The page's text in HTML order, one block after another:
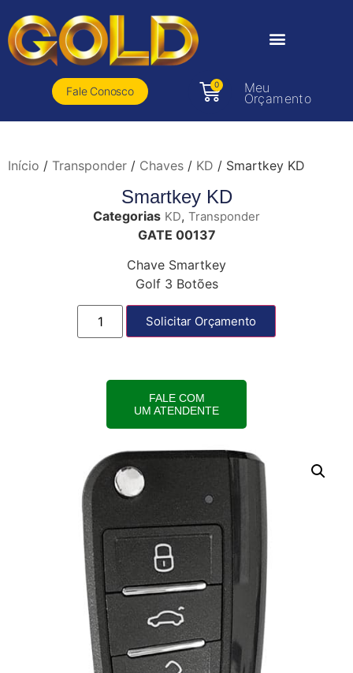
Fale Conosco
0 Meu
Orçamento
Início / Transponder / Chaves / KD / Smartkey KD
Smartkey KD
Categorias KD, Transponder
GATE 00137
Chave Smartkey
Golf 3 Botões
Solicitar Orçamento
FALE COM
UM ATENDENTE